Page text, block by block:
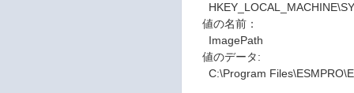
値の名前：
ImagePath
値のデータ:
C:\Program